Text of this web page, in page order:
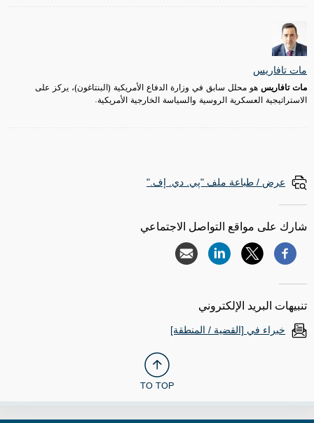
مات تافاريس
مات تافاريسهو محلل سابق في وزارة الدفاع الأمريكية (البنتاغون)، يركز على
الاستراتيجية العسكرية الروسية والسياسة الخارجية الأمريكية.
عرض / طباعة ملف "پي. دي. إف."
شارك على مواقع التواصل الاجتماعي
تنبيهات البريد الإلكتروني
خبراء في [القضية / المنطقة]
TO TOP